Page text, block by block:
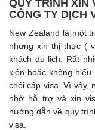
QUY TRÌNH XIN
CÔNG TY DỊCH
New Zealand là một
nhưng xin thị thực (
khách du lịch. Rất
kiện hoặc không
chối cấp visa. Vì vậy,
nhờ hỗ trợ và xin
hướng dẫn về quy
visa.